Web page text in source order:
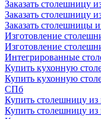
Заказать столешницу
Заказать столешницу
Заказать столешницы
Изготовление
Изготовление
Интегрированные
Купить кухонную
Купить кухонную
СПб
Купить столешницу из
Купить столешницу